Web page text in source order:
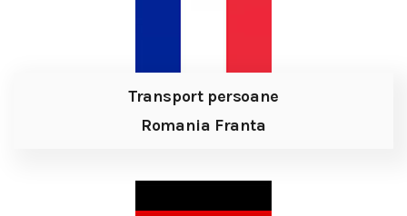
Transport persoane
Romania Franta